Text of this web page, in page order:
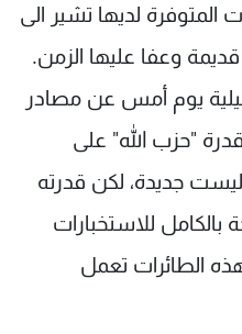
المتوفرة لديها تشير الى
وعفا عليها الزمن.
يوم أمس عن مصادر
"حزب الله" على
جديدة، لكن قدرته
للاستخبارات
الطائرات تعمل
الخصوصية